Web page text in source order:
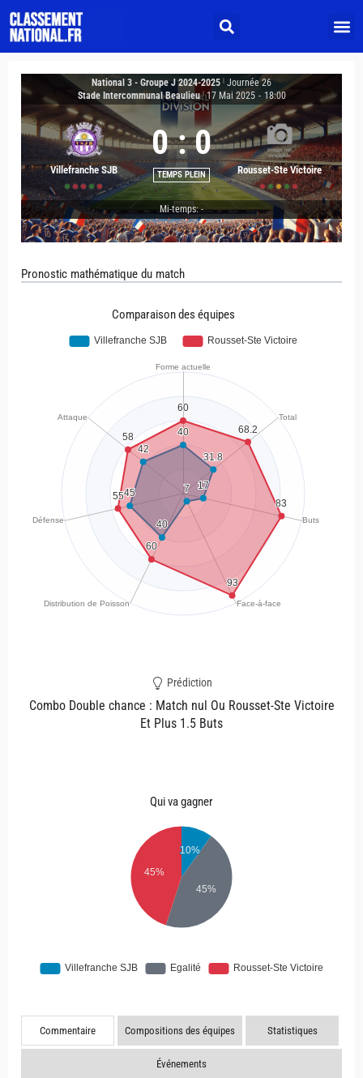
National 3 - Groupe J 2024-2025 Journée 26
Stade Intercommunal Beaulieu 17 Mai 2025 - 18:00
Villefranche SJB
0 : 0
TEMPS PLEIN Rousset-Ste Victoire
Mi-temps: -
Pronostic mathématique du match
Comparaison des équipes
Prédiction
Combo Double chance : Match nul Ou Rousset-Ste Victoire
Et Plus 1.5 Buts
Qui va gagner
Commentaire Compositions des équipes Statistiques
Événements